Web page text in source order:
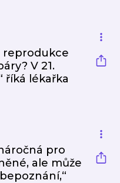
reprodukce
V 21.
říká lékařka
pro
ale může